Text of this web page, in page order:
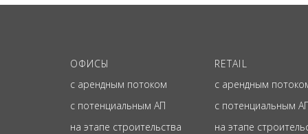
ОФИСЫ
с арендным потоком
с потенциальным АП
на этапе строительства
RETAIL
с арендным
с потенциальным
на этапе